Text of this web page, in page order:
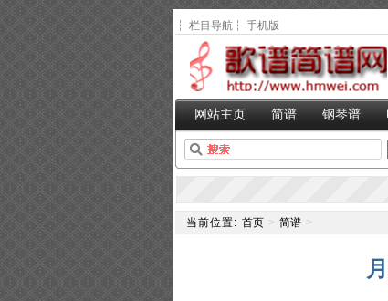
┆ 栏目导航 ┆ 手机版
网站主页 简谱 钢琴谱
当前位置: 首页 > 简谱 >